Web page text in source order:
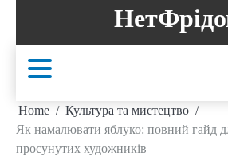
content
Home
Культура та мистецтво
Як намалювати яблуко: повний гайд
просунутих художників